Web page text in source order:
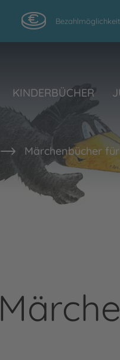
KINDERBÜCHER
Märchenbücher für